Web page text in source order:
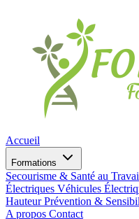
Accueil
Formations
Secourisme & Santé au
Électriques Véhicules
HauteurPrévention &
A propos Contact